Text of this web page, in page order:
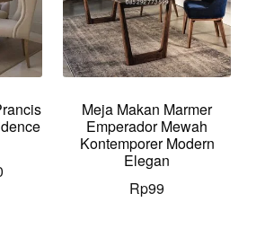
Meja Makan Marmer
Emperador Mewah
Kontemporer Modern
Elegan
Rp99